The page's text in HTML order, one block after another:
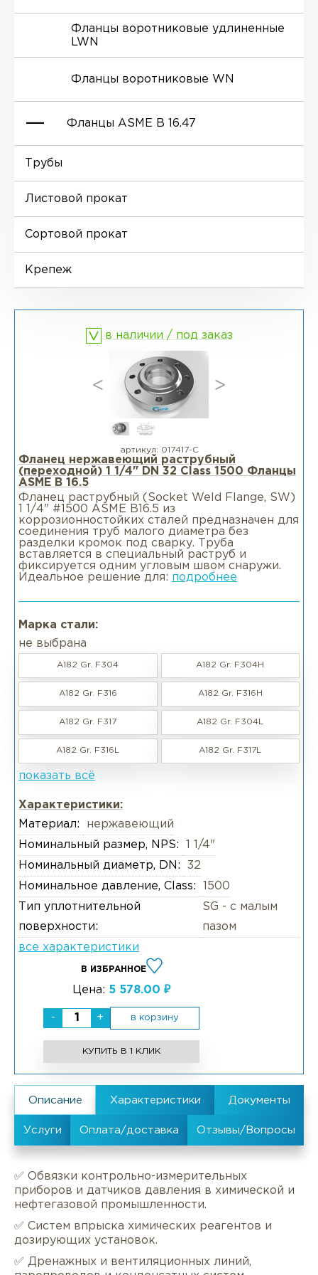
Отводы EN 10253-4
Отводы MSS SP-75
Переходы DIN 2616-1
Переходы DIN 2616-2
Ниппели
Фланцы воротниковые удлиненные
LWN
Фланцы воротниковые WN
Фланцы ASME B 16.47
Трубы
Листовой прокат
Сортовой прокат
Крепеж
в наличии / под заказ
артикул: 017417-С
Фланец нержавеющий раструбный
(переходной) 1 1/4" DN 32 Class 1500 Фланцы
ASME B 16.5
Фланец раструбный (Socket Weld Flange, SW)
1 1/4" #1500 ASME B16.5 из
коррозионностойких сталей предназначен для
соединения труб малого диаметра без
разделки кромок под сварку. Труба
вставляется в специальный раструб и
фиксируется одним угловым швом снаружи.
Идеальное решение для: подробнее
Марка стали:
не выбрана
A182 Gr. F304 A182 Gr. F304H
A182 Gr. F316 A182 Gr. F316H
A182 Gr. F317 A182 Gr. F304L
A182 Gr. F316L A182 Gr. F317L
показать всё
Характеристики:
Материал:
нержавеющий
Номинальный размер, NPS:
1 1/4"
Номинальный диаметр, DN:
32
Номинальное давление, Class:
1500
Тип уплотнительной
поверхности:
SG - с малым
пазом
все характеристики
В ИЗБРАННОЕ
Цена: 5 578.00 ₽
- + в корзину
КУПИТЬ В 1 КЛИК
✅ Обвязки контрольно-измерительных
приборов и датчиков давления в химической и
нефтегазовой промышленности.
✅ Систем впрыска химических реагентов и
дозирующих установок.
✅ Дренажных и вентиляционных линий,